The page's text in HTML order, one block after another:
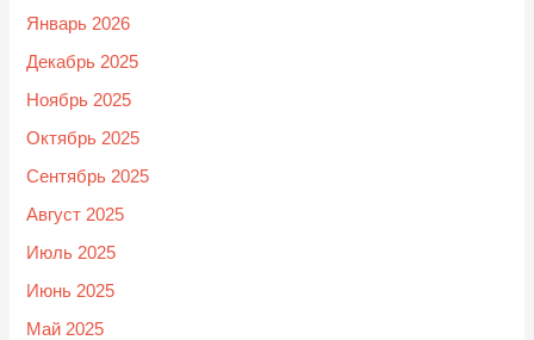
Январь 2026
Декабрь 2025
Ноябрь 2025
Октябрь 2025
Сентябрь 2025
Август 2025
Июль 2025
Июнь 2025
Май 2025